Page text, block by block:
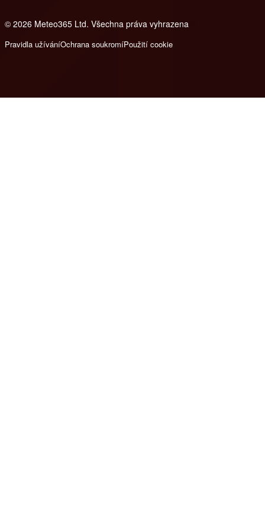
© 2026 Meteo365 Ltd. Všechna práva vyhrazena
Pravidla užíváníOchrana soukromíPoužití cookie